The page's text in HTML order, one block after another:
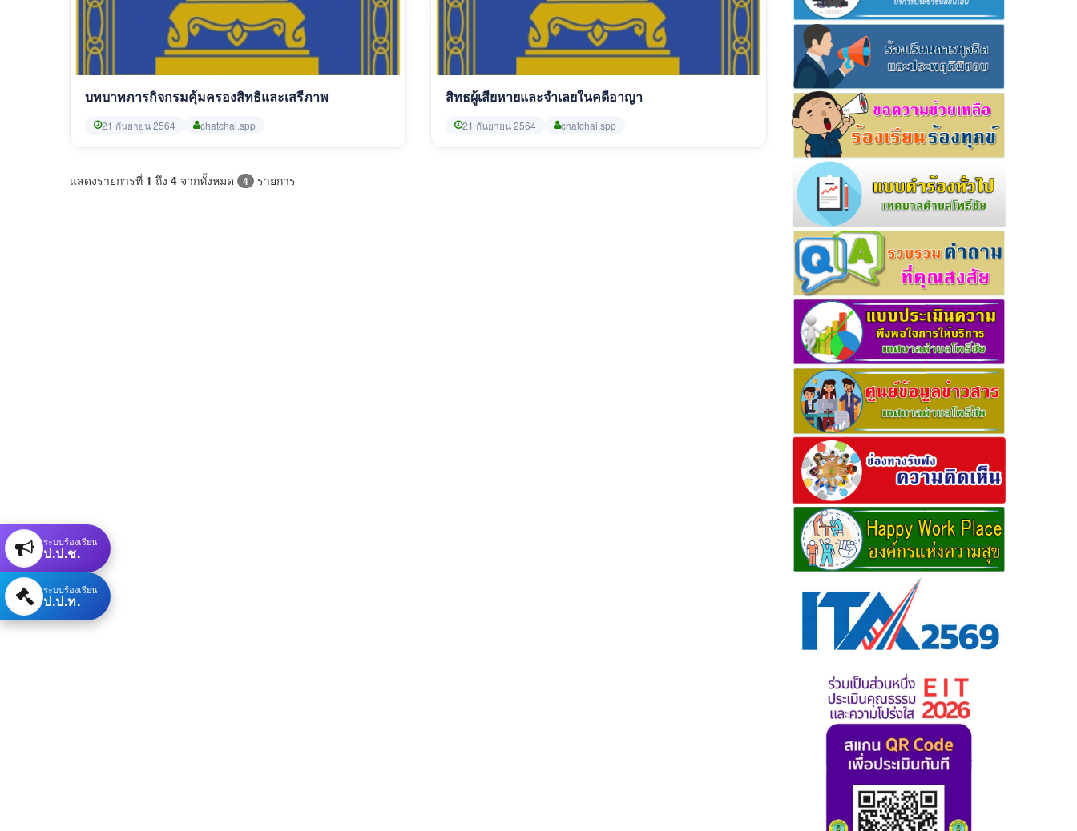
บทบาทภารกิจกรมคุ้มครองสิทธิและเสรีภาพ
21 กันยายน 2564 chatchai.spp
สิทธผู้เสียหายและจำเลยในคดีอาญา
21 กันยายน 2564 chatchai.spp
แสดงรายการที่ 1 ถึง 4 จากทั้งหมด 4 รายการ
ระบบร้องเรียน
ป.ป.ช.
ระบบร้องเรียน
ป.ป.ท.